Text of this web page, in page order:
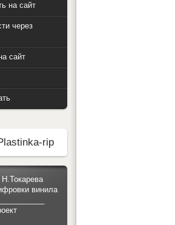
на сайт
через
сайт
rip
винила